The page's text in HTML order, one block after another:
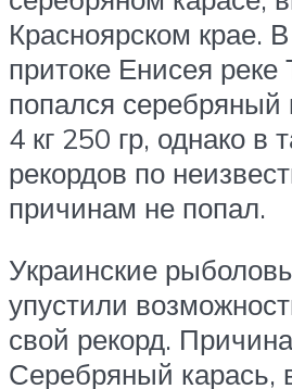
Красноярском крае.
притоке Енисея реке
попался серебряный
4 кг 250 гр, однако в
рекордов по
причинам не попал.
Украинские
упустили
свой рекорд.
Серебряный карась,